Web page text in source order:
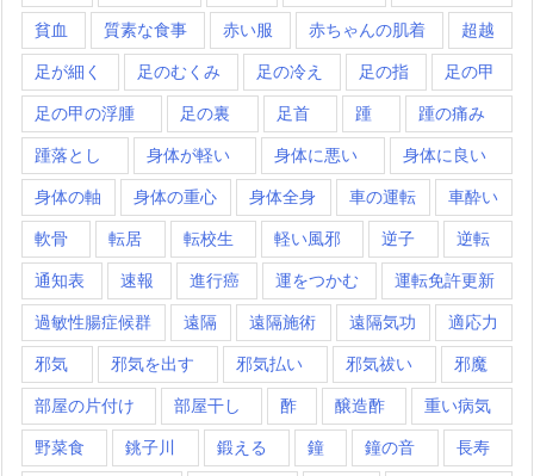
貧血 質素な食事 赤い服 赤ちゃんの肌着 超越
足が細く 足のむくみ 足の冷え 足の指 足の甲
足の甲の浮腫 足の裏 足首 踵 踵の痛み
踵落とし 身体が軽い 身体に悪い 身体に良い
身体の軸 身体の重心 身体全身 車の運転 車酔い
軟骨 転居 転校生 軽い風邪 逆子 逆転
通知表 速報 進行癌 運をつかむ 運転免許更新
過敏性腸症候群 遠隔 遠隔施術 遠隔気功 適応力
邪気 邪気を出す 邪気払い 邪気祓い 邪魔
部屋の片付け 部屋干し 酢 醸造酢 重い病気
野菜食 銚子川 鍛える 鐘 鐘の音 長寿